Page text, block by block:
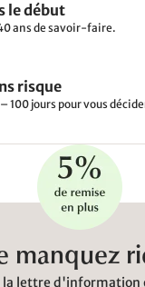
le début
ans de savoir-faire.
risque
100 jours pour vous
manquez
la lettre d'information